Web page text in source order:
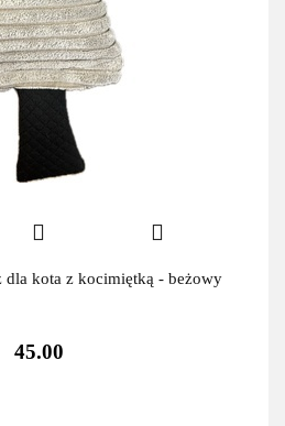
kota z kocimiętką - beżowy
45.00